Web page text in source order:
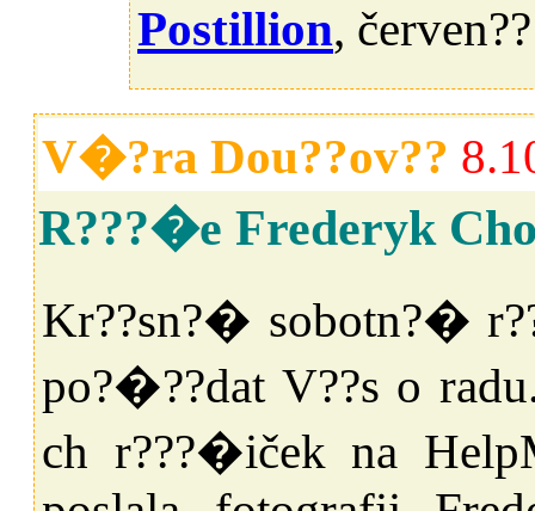
Postillion,
V�?ra Dou??ov??
R???�e Frederyk
Kr??sn?� sobotn?�
po?�??dat V??s o
ch r???�iček na